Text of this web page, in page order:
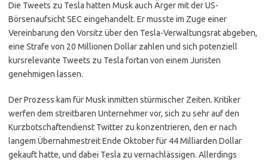
Die Tweets zu Tesla hatten Musk auch Ärger mit der US-
Börsenaufsicht SEC eingehandelt. Er musste im Zuge einer
Vereinbarung den Vorsitz über den Tesla-Verwaltungsrat abgeben,
eine Strafe von 20 Millionen Dollar zahlen und sich potenziell
kursrelevante Tweets zu Tesla fortan von einem Juristen
genehmigen lassen.
Der Prozess kam für Musk inmitten stürmischer Zeiten. Kritiker
werfen dem streitbaren Unternehmer vor, sich zu sehr auf den
Kurzbotschaftendienst Twitter zu konzentrieren, den er nach
langem Übernahmestreit Ende Oktober für 44 Milliarden Dollar
gekauft hatte, und dabei Tesla zu vernachlässigen. Allerdings